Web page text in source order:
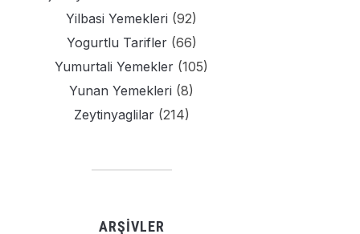
Yilbasi Yemekleri (92)
Yogurtlu Tarifler(66)
Yumurtali Yemekler (105)
Yunan Yemekleri (8)
Zeytinyaglilar(214)
ARŞIVLER